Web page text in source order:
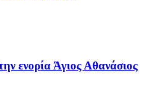
ενορία Άγιος Αθανάσιος